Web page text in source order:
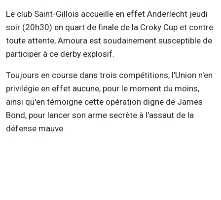
Le club Saint-Gillois accueille en effet Anderlecht jeudi
soir (20h30) en quart de finale de la Croky Cup et contre
toute attente, Amoura est soudainement susceptible de
participer à ce derby explosif.
Toujours en course dans trois compétitions, l'Union n'en
privilégie en effet aucune, pour le moment du moins,
ainsi qu'en témoigne cette opération digne de James
Bond, pour lancer son arme secrète à l'assaut de la
défense mauve.